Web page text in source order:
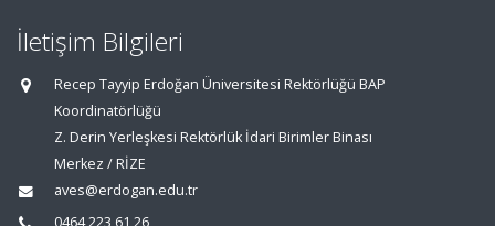
İletişim Bilgileri
Recep Tayyip Erdoğan Üniversitesi Rektörlüğü BAP
Koordinatörlüğü
Z. Derin Yerleşkesi Rektörlük İdari Birimler Binası
Merkez / RİZE
aves@erdogan.edu.tr
0464 223 61 26